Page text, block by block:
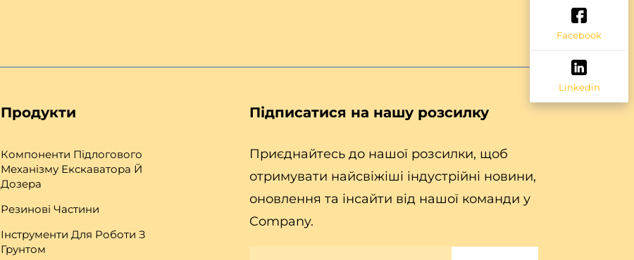
Facebook
Linkedin
Продукти
Компоненти Підлогового
Механізму Екскаватора Й
Дозера
Резинові Частини
Інструменти Для Роботи З
Грунтом
Підписатися на нашу розсилку
Приєднайтесь до нашої розсилки, щоб
отримувати найсвіжіші індустрійні новини,
оновлення та інсайти від нашої команди у
Company.